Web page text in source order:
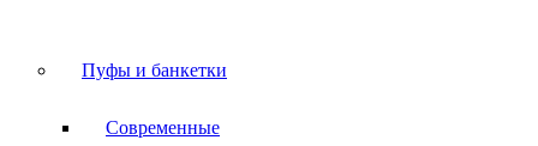
Пуфы и банкетки
Современные